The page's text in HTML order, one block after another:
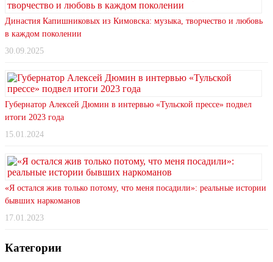
Династия Капишниковых из Кимовска: музыка, творчество и любовь
в каждом поколении
30.09.2025
Губернатор Алексей Дюмин в интервью «Тульской прессе» подвел
итоги 2023 года
15.01.2024
«Я остался жив только потому, что меня посадили»: реальные истории
бывших наркоманов
17.01.2023
Категории